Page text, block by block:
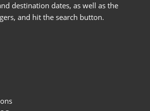
destination dates, as well as the
and hit the search button.